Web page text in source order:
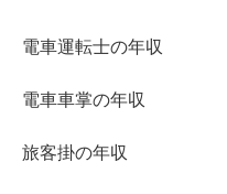
電車運転士の年収
電車車掌の年収
旅客掛の年収